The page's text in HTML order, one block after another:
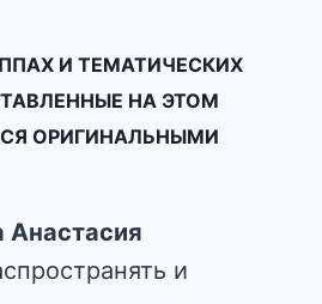
И ТЕМАТИЧЕСКИХ
НА ЭТОМ
ОРИГИНАЛЬНЫМИ
Анастасия
и